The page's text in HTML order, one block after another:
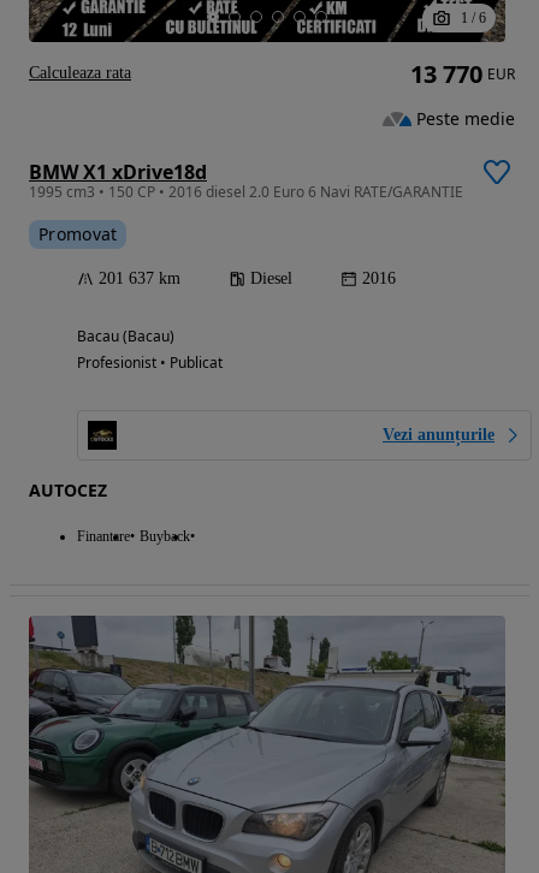
1 / 6
BMW X1 xDrive18d
1995 cm3 • 150 CP • 2016 diesel 2.0 Euro 6 Navi RATE/GARANTIE
Promovat
201 637 km Diesel 2016
Bacau (Bacau)
Profesionist • Publicat
Vezi anunțurile
AUTOCEZ
Finantare Buyback
13 770 EUR
Peste medie
Calculeaza rata